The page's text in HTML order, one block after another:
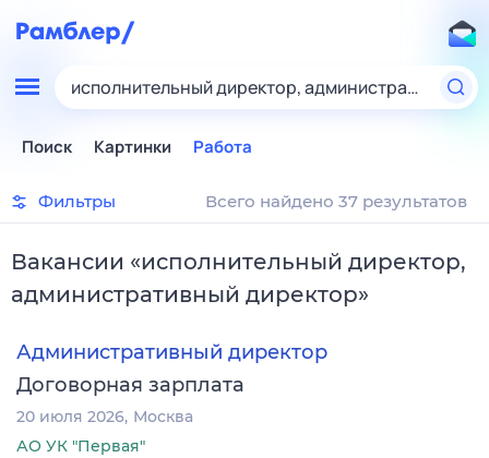
исполнительный директор, административный
Поиск Картинки Работа
Фильтры Всего найдено 37 результатов
Вакансии «исполнительный директор,
административный директор»
Административный директор
Договорная зарплата
20 июля 2026 Москва
АО УК "Первая"